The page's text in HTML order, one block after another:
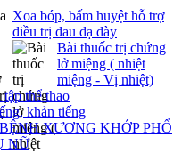
Xoa bóp, bấm huyệt hỗ trợ
điều trị đau dạ dày
Bài thuốc trị chứng
lở miệng ( nhiệt
miệng - Vị nhiệt)
thể thao
khản tiếng
XƯƠNG KHỚP PHỔ
NỮ